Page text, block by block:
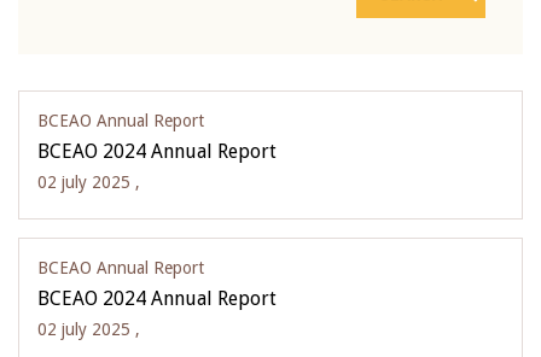
BCEAO Annual Report
BCEAO 2024 Annual Report
02 july 2025 ,
BCEAO Annual Report
BCEAO 2024 Annual Report
02 july 2025 ,